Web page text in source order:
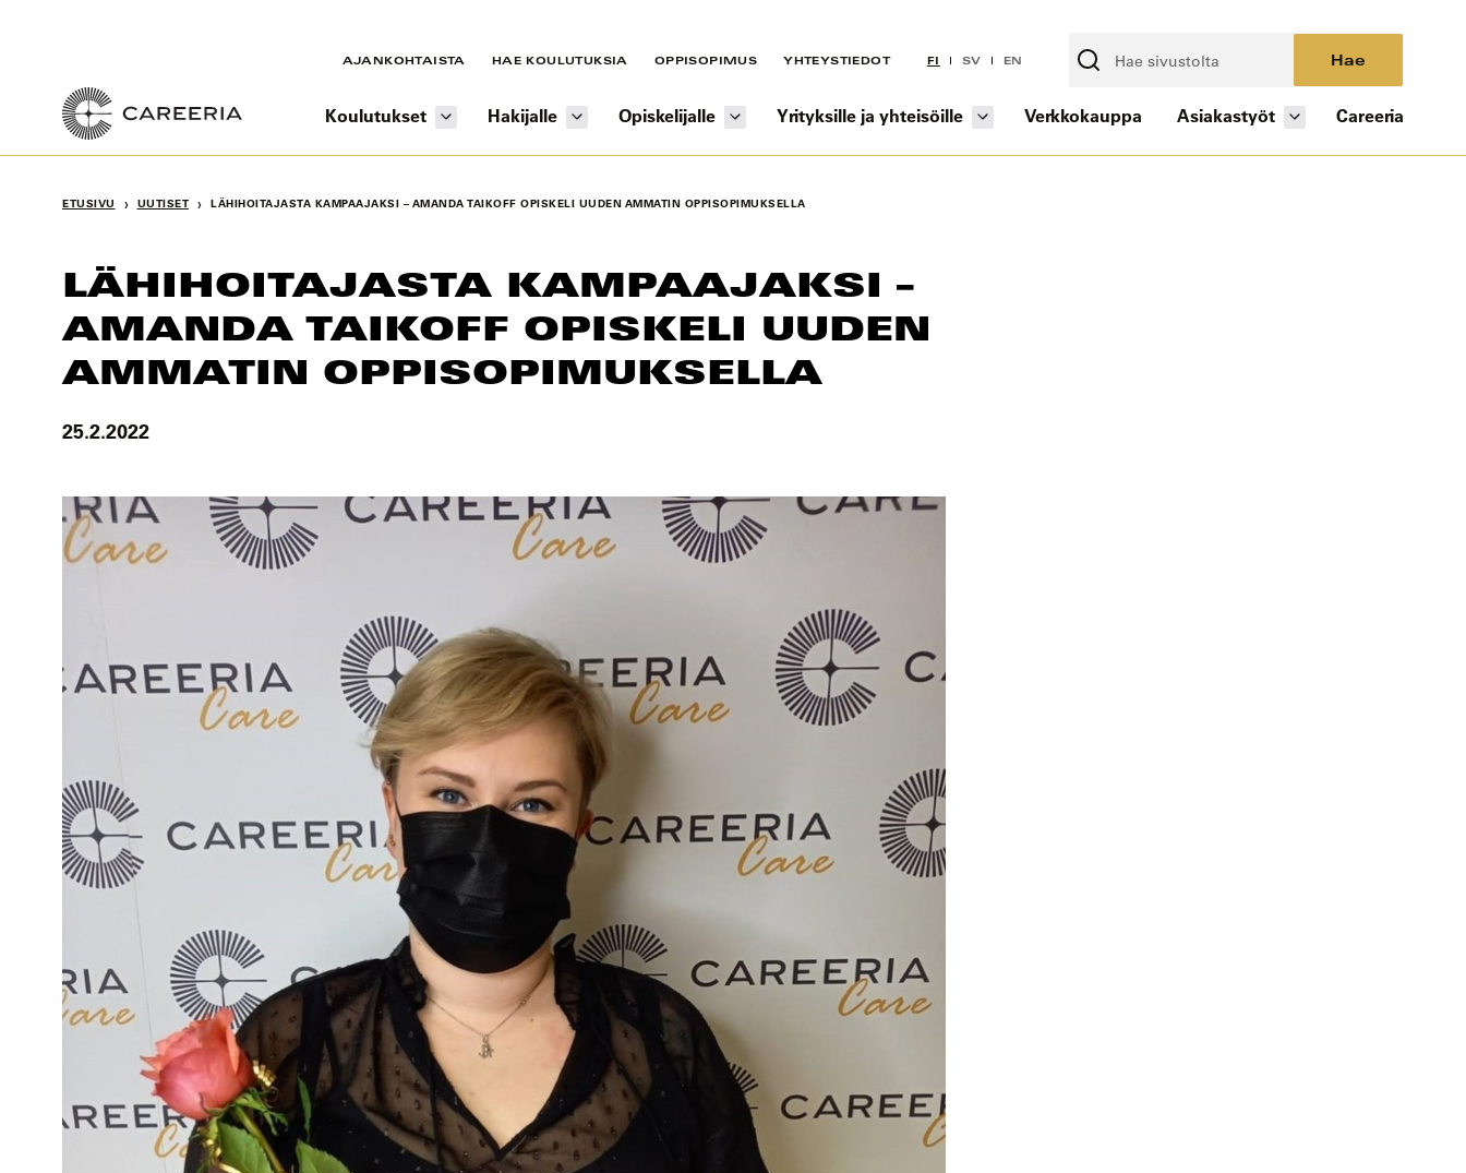
AJANKOHTAISTA HAE KOULUTUKSIA OPPISOPIMUS YHTEYSTIEDOT FI SV EN Hae
Koulutukset Hakijalle Opiskelijalle Yrityksille ja yhteisöille Verkkokauppa Asiakastyöt Careeria
ETUSIVU › UUTISET › LÄHIHOITAJASTA KAMPAAJAKSI – AMANDA TAIKOFF OPISKELI UUDEN AMMATIN OPPISOPIMUKSELLA
LÄHIHOITAJASTA KAMPAAJAKSI –
AMANDA TAIKOFF OPISKELI UUDEN
AMMATIN OPPISOPIMUKSELLA
25.2.2022